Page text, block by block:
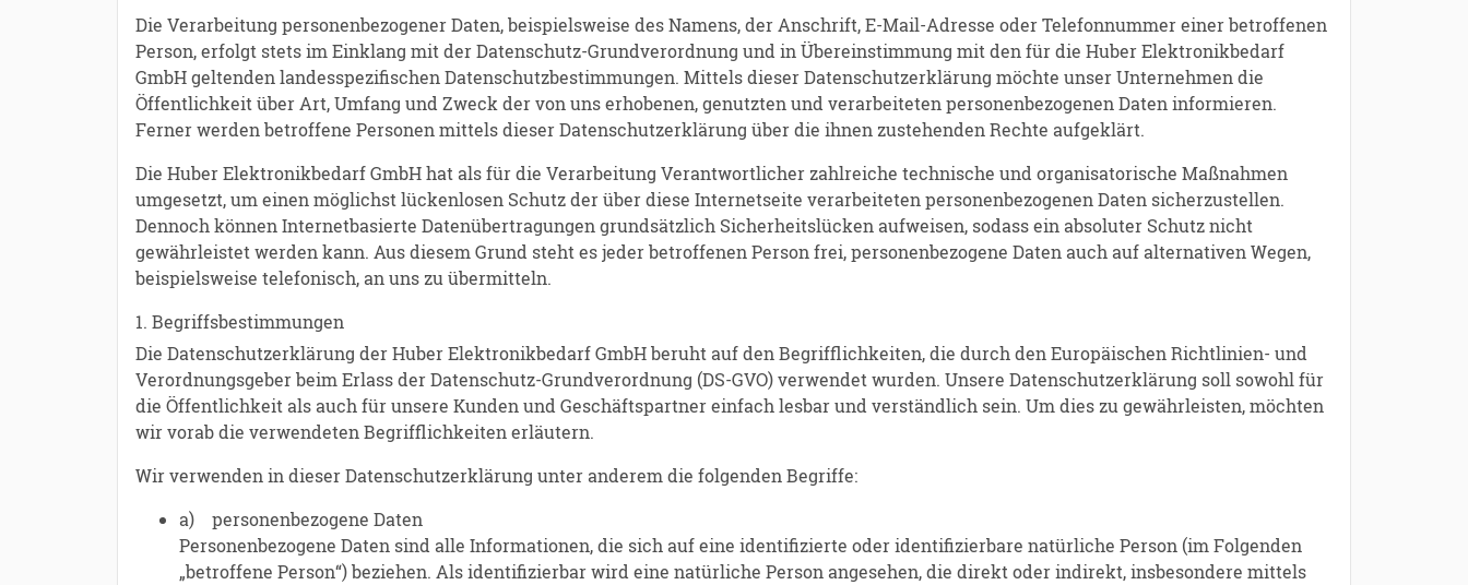
Die Verarbeitung personenbezogener Daten, beispielsweise des Namens, der Anschrift, E-Mail-Adresse oder Telefonnummer einer betroffenen
Person, erfolgt stets im Einklang mit der Datenschutz-Grundverordnung und in Übereinstimmung mit den für die Huber Elektronikbedarf
GmbH geltenden landesspezifischen Datenschutzbestimmungen. Mittels dieser Datenschutzerklärung möchte unser Unternehmen die
Öffentlichkeit über Art, Umfang und Zweck der von uns erhobenen, genutzten und verarbeiteten personenbezogenen Daten informieren.
Ferner werden betroffene Personen mittels dieser Datenschutzerklärung über die ihnen zustehenden Rechte aufgeklärt.
Die Huber Elektronikbedarf GmbH hat als für die Verarbeitung Verantwortlicher zahlreiche technische und organisatorische Maßnahmen
umgesetzt, um einen möglichst lückenlosen Schutz der über diese Internetseite verarbeiteten personenbezogenen Daten sicherzustellen.
Dennoch können Internetbasierte Datenübertragungen grundsätzlich Sicherheitslücken aufweisen, sodass ein absoluter Schutz nicht
gewährleistet werden kann. Aus diesem Grund steht es jeder betroffenen Person frei, personenbezogene Daten auch auf alternativen Wegen,
beispielsweise telefonisch, an uns zu übermitteln.
1. Begriffsbestimmungen
Die Datenschutzerklärung der Huber Elektronikbedarf GmbH beruht auf den Begrifflichkeiten, die durch den Europäischen Richtlinien- und
Verordnungsgeber beim Erlass der Datenschutz-Grundverordnung (DS-GVO) verwendet wurden. Unsere Datenschutzerklärung soll sowohl für
die Öffentlichkeit als auch für unsere Kunden und Geschäftspartner einfach lesbar und verständlich sein. Um dies zu gewährleisten, möchten
wir vorab die verwendeten Begrifflichkeiten erläutern.
Wir verwenden in dieser Datenschutzerklärung unter anderem die folgenden Begriffe:
a) personenbezogene Daten
Personenbezogene Daten sind alle Informationen, die sich auf eine identifizierte oder identifizierbare natürliche Person (im Folgenden
„betroffene Person“) beziehen. Als identifizierbar wird eine natürliche Person angesehen, die direkt oder indirekt, insbesondere mittels